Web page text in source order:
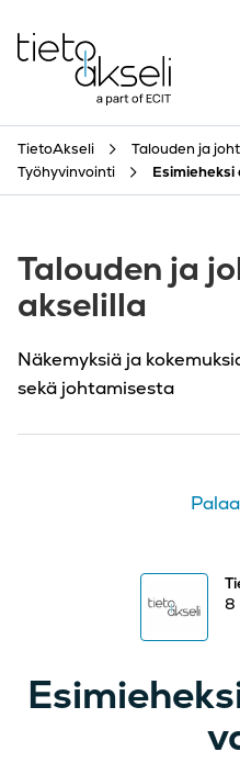
TietoAkseli Talouden ja
Työhyvinvointi
Esimieheksi
Talouden ja
akselilla
Näkemyksiä ja
sekä johtamisesta
8